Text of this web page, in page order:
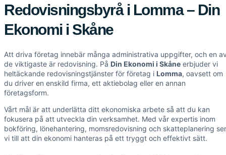
Redovisningsbyrå i Lomma – Din
Ekonomi i Skåne
Att driva företag innebär många administrativa uppgifter, och en
de viktigaste är redovisning. På Din Ekonomi i Skåne erbjuder vi
heltäckande redovisningstjänster för företag i Lomma, oavsett om
du driver en enskild firma, ett aktiebolag eller en annan
företagsform.
Vårt mål är att underlätta ditt ekonomiska arbete så att du kan
fokusera på att utveckla din verksamhet. Med vår expertis inom
bokföring, lönehantering, momsredovisning och skatteplanering ser
vi till att din ekonomi hanteras på ett tryggt och effektivt sätt.